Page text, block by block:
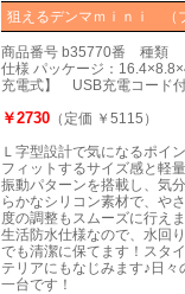
狙えるデンマｍｉｎｉ （
商品番号 b35770番 種類
仕様 パッケージ：
充電式】 USB充電コード
￥2730 （定価 ￥5115）
Ｌ字型設計で気になるポイ
フィットするサイズ感と軽
振動パターンを搭載し、気
らかなシリコン素材で、や
度の調整もスムーズに行え
生活防水仕様なので、水回
でも清潔に保てます！スタ
テリアにもなじみます♪日
一台です！